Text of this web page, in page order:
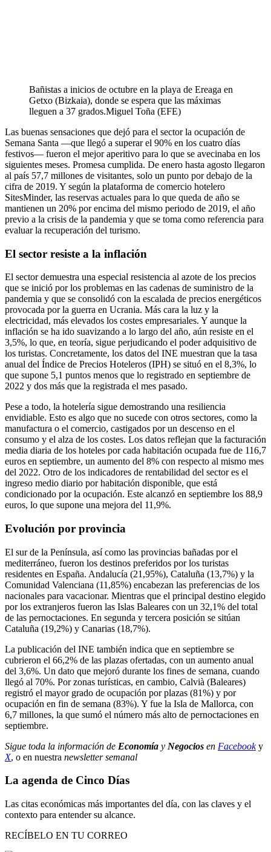
Bañistas a inicios de octubre en la playa de Ereaga en
Getxo (Bizkaia), donde se espera que las máximas
lleguen a 37 grados.Miguel Toña (EFE)
Las buenas sensaciones que dejó para el sector la ocupación de
Semana Santa —que llegó a superar el 90% en los cuatro días
festivos— fueron el mejor aperitivo para lo que se avecinaba en los
siguientes meses. Promesa cumplida. De enero hasta agosto llegaron
al país 57,7 millones de visitantes, solo un punto por debajo de la
cifra de 2019. Y según la plataforma de comercio hotelero
SitesMinder, las reservas actuales para lo que queda de año se
mantienen un 20% por encima del mismo periodo de 2019, el año
previo a la crisis de la pandemia y que se toma como referencia para
evaluar la recuperación del turismo.
El sector resiste a la inflación
El sector demuestra una especial resistencia al azote de los precios
que se inició por los problemas en las cadenas de suministro de la
pandemia y que se consolidó con la escalada de precios energéticos
provocada por la guerra en Ucrania. Más cara la luz y la
electricidad, más elevados los costes empresariales. Y aunque la
inflación se ha ido suavizando a lo largo del año, aún resiste en el
3,5%, lo que, en teoría, sigue perjudicando el poder adquisitivo de
los turistas. Concretamente, los datos del INE muestran que la tasa
anual del Índice de Precios Hoteleros (IPH) se situó en el 8,3%, lo
que supone 5,1 puntos menos que lo registrado en septiembre de
2022 y dos más que la registrada el mes pasado.
Pese a todo, la hotelería sigue demostrando una resiliencia
envidiable. Esto es algo que no sucede con otros sectores, como la
manufactura o el comercio, castigados por un descenso en el
consumo y el alza de los costes. Los datos reflejan que la facturación
media diaria de los hoteles por cada habitación ocupada fue de 116,7
euros en septiembre, un aumento del 8% con respecto al mismo mes
del 2022. Otro de los indicadores de rentabilidad del sector es el
ingreso medio diario por habitación disponible, que está
condicionado por la ocupación. Este alcanzó en septiembre los 88,9
euros, lo que supone una mejora del 11,9%.
Evolución por provincia
El sur de la Península, así como las provincias bañadas por el
mediterráneo, fueron los destinos preferidos por los turistas
residentes en España. Andalucía (21,95%), Cataluña (13,7%) y la
Comunidad Valenciana (11,85%) encabezan las preferencias de los
nacionales para vacacionar. Mientras que el principal destino elegido
por los extranjeros fueron las Islas Baleares con un 32,1% del total
de las pernoctaciones. En segunda y tercera posición se sitúan
Cataluña (19,2%) y Canarias (18,7%).
La publicación del INE también indica que en septiembre se
cubrieron el 66,2% de las plazas ofertadas, con un aumento anual
del 3,6%. Un dato que mejoró durante los fines de semana, cuando
llegó al 70%. Por zonas turísticas, en cambio, Calvià (Baleares)
registró el mayor grado de ocupación por plazas (81%) y por
ocupación en fin de semana (83%). Y fue la Isla de Mallorca, con
6,7 millones, la que sumó el número más alto de pernoctaciones en
septiembre.
Sigue toda la información de Economía y Negocios en Facebooky
X, o en nuestra newsletter semanal
La agenda de Cinco Días
Las citas económicas más importantes del día, con las claves y el
contexto para entender su alcance.
RECÍBELO EN TU CORREO